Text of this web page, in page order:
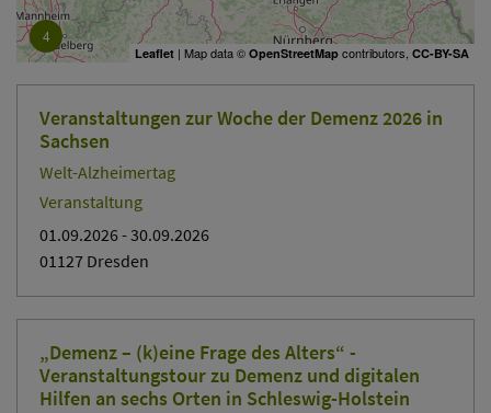
3
4
Leaflet | Map data © OpenStreetMap contributors, CC-BY-SA
Veranstaltungen zur Woche der Demenz 2026 in
Sachsen
Welt-Alzheimertag
Veranstaltung
01.09.2026- 30.09.2026
01127 Dresden
„Demenz – (k)eine Frage des Alters“ -
Veranstaltungstour zu Demenz und digitalen
Hilfen an sechs Orten in Schleswig-Holstein